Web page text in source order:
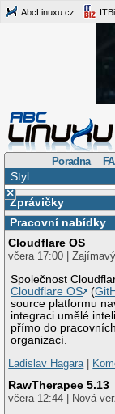
AbcLinuxu.cz
Poradna
Styl
×
Zprávičky
Pracovní nabídky
Cloudflare OS
včera 17:00 |
Společnost
Cloudflare OS
(
source platformu
integraci umělé
přímo do
organizací.
Ladislav Hagara|
RawTherapee 5.13
včera 12:44 | Nová